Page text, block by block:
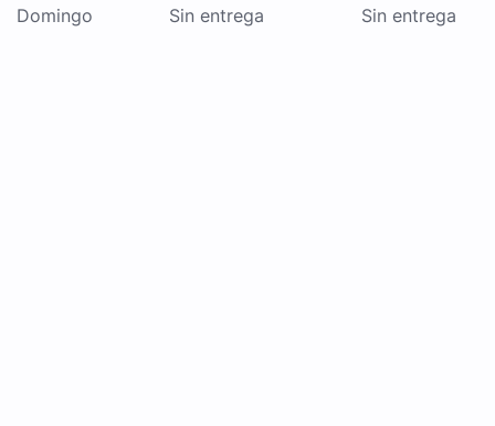
Domingo Sin entrega Sin entrega